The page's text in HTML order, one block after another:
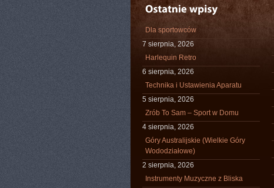
Dla sportowców
7 sierpnia, 2026
Harlequin Retro
6 sierpnia, 2026
Technika i Ustawienia Aparatu
5 sierpnia, 2026
Zrób To Sam – Sport w Domu
4 sierpnia, 2026
Góry Australijskie (Wielkie Góry
Wododziałowe)
2 sierpnia, 2026
Instrumenty Muzyczne z Bliska